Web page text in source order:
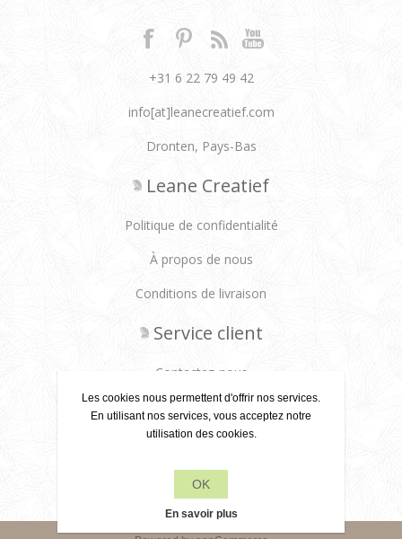
+31 6 22 79 49 42
info[at]leanecreatief.com
Dronten, Pays-Bas
Leane Creatief
Politique de confidentialité
À propos de nous
Conditions de livraison
Service client
Contactez-nous
Produits
Rechercher
Les cookies nous permettent d'offrir nos services.
En utilisant nos services, vous acceptez notre
utilisation des cookies.
OK
En savoir plus